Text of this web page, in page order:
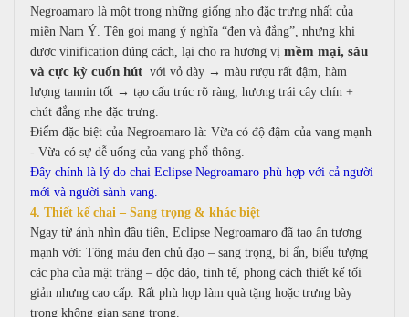
Negroamaro là một trong những giống nho đặc trưng nhất của
miền Nam Ý. Tên gọi mang ý nghĩa “đen và đắng”, nhưng khi
được vinification đúng cách, lại cho ra hương vịmềm mại, sâu
và cực kỳ cuốn hút với vỏ dày → màu rượu rất đậm, hàm
lượng tannin tốt → tạo cấu trúc rõ ràng, hương trái cây chín +
chút đắng nhẹ đặc trưng.
Điểm đặc biệt của Negroamaro là:Vừa có độ đậm của vang mạnh
-Vừa có sự dễ uống của vang phổ thông.
Đây chính là lý do chai Eclipse Negroamaro phù hợp với cả người
mới và người sành vang.
4. Thiết kế chai – Sang trọng & khác biệt
Ngay từ ánh nhìn đầu tiên, Eclipse Negroamaro đã tạo ấn tượng
mạnh với:Tông màu đen chủ đạo – sang trọng, bí ẩn, biểu tượng
các pha của mặt trăng – độc đáo, tinh tế, phong cách thiết kế tối
giản nhưng cao cấp. Rất phù hợp làm quà tặng hoặc trưng bày
trong không gian sang trọng.